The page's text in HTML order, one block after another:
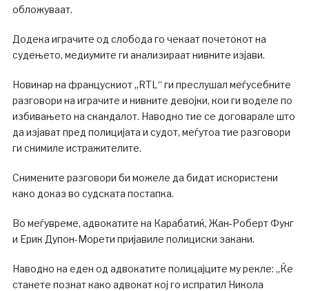
обложуваат.
Додека играчите од слобода го чекаат почетокот на
судењето, медиумите ги анализираат нивните изјави.
Новинар на францускиот „RTL“ ги преслушал меѓусебните
разговори на играчите и нивните девојки, кои ги воделе по
избивањето на скандалот. Наводно тие се договарале што
да изјават пред полицијата и судот, меѓутоа тие разговори
ги снимиле истражителите.
Снимените разговори би можеле да бидат искористени
како доказ во судската постапка.
Во меѓувреме, адвокатите на Карабатиќ, Жан-Роберт Фунг
и Ерик Дупон-Морети пријавиле полициски закани.
Наводно на еден од адвокатите полицајците му рекле: „Ќе
станете познат како адвокат кој го испратил Никола